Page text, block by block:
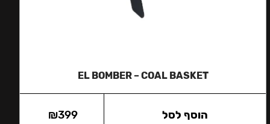
EL BOMBER – COAL BASKET
₪399 הוסף לסל